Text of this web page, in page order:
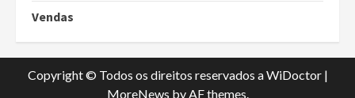
Vendas
Copyright © Todos os direitos reservados a WiDoctor |
MoreNews by AF themes.